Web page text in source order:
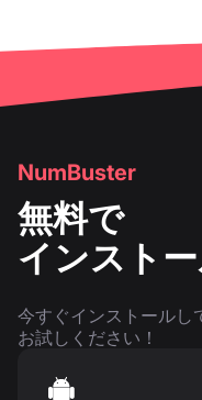
NumBuster
無料で
インスト
今すぐインストールし
お試しください！